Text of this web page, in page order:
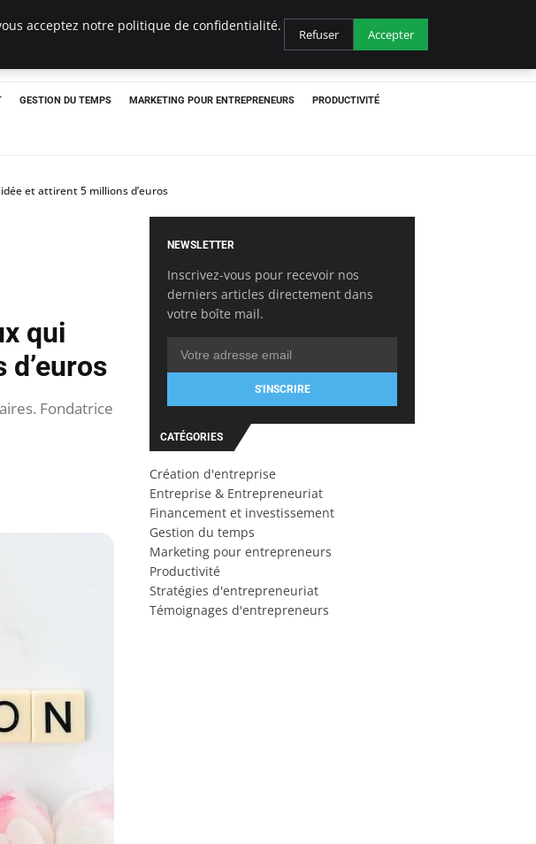
GESTION DU TEMPS MARKETING POUR ENTREPRENEURS PRODUCTIVITÉ
et attirent 5 millions d’euros
qui
Fondatrice
NEWSLETTER
Inscrivez-vous pour recevoir nos
derniers articles directement dans
votre boîte mail.
S'INSCRIRE
CATÉGORIES
Création d'entreprise
Entreprise & Entrepreneuriat
Financement et investissement
Gestion du temps
Marketing pour entrepreneurs
Productivité
Stratégies d'entrepreneuriat
Témoignages d'entrepreneurs
acceptez notre politique de confidentialité.
Refuser Accepter